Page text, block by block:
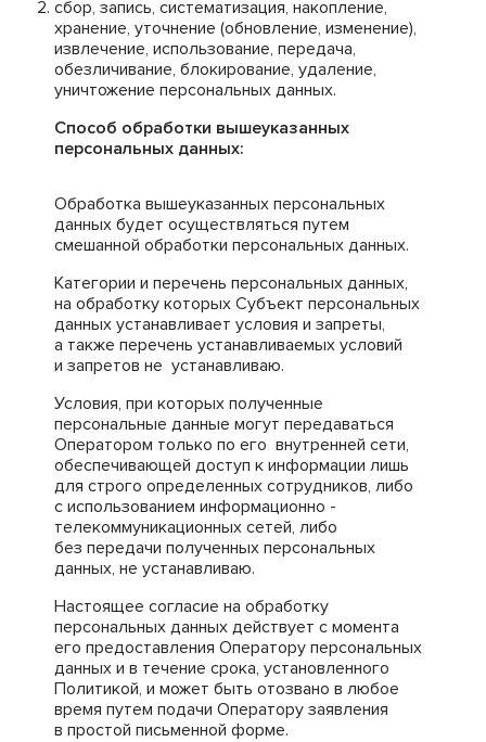
сбор, запись, систематизация, накопление,
хранение, уточнение (обновление, изменение),
извлечение, использование, передача,
обезличивание, блокирование, удаление,
уничтожение персональных данных.
Способ обработки вышеуказанных
персональных данных:
Обработка вышеуказанных персональных
данных будет осуществляться путем
смешанной обработки персональных данных.
Категории и перечень персональных данных,
на обработку которых Субъект персональных
данных устанавливает условия и запреты,
а также перечень устанавливаемых условий
и запретов не устанавливаю.
Условия, при которых полученные
персональные данные могут передаваться
Оператором только по его внутренней сети,
обеспечивающей доступ к информации лишь
для строго определенных сотрудников, либо
с использованием информационно -
телекоммуникационных сетей, либо
без передачи полученных персональных
данных, не устанавливаю.
Настоящее согласие на обработку
персональных данных действует с момента
его предоставления Оператору персональных
данных и в течение срока, установленного
Политикой, и может быть отозвано в любое
время путем подачи Оператору заявления
в простой письменной форме.